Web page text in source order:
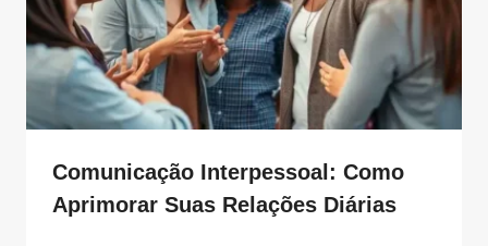
Comunicação Interpessoal: Como
Aprimorar Suas Relações Diárias